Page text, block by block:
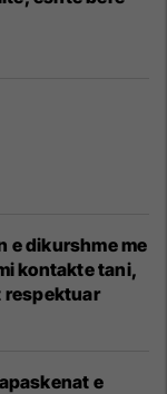
e dikurshme me
kontakte tani,
respektuar
e